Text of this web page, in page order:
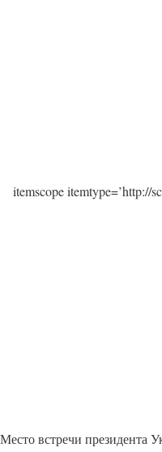
itemscope itemtype=’http://
Место встречи президента